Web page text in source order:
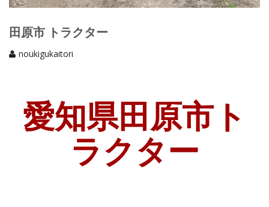
田原市 トラクター
noukigukaitori
愛知県田原市ト
ラクター